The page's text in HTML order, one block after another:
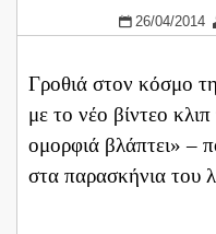
26/04/2014
Γροθιά στον κόσμο
με το νέο βίντεο
ομορφιά βλάπτει» –
στα παρασκήνια